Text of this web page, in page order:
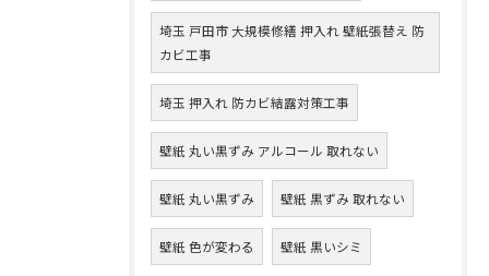
埼玉 戸田市 大規模修繕 押入れ 壁紙張替え 防
カビ工事
埼玉 押入れ 防カビ結露対策工事
壁紙 丸い黒ずみ アルコール 取れない
壁紙 丸い黒ずみ 壁紙 黒ずみ 取れない
壁紙 色が変わる 壁紙 黒いシミ